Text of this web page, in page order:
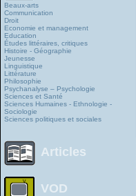
Beaux-arts
Communication
Droit
Economie et management
Education
Études littéraires, critiques
Histoire - Géographie
Jeunesse
Linguistique
Littérature
Philosophie
Psychanalyse – Psychologie
Sciences et Santé
Sciences Humaines - Ethnologie -
Sociologie
Sciences politiques et sociales
Articles
VOD